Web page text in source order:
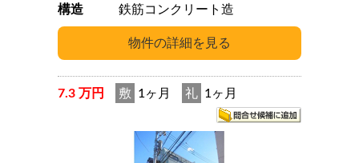
構造
鉄筋コンクリート造
7.3 万円 敷 1ヶ月 礼 1ヶ月